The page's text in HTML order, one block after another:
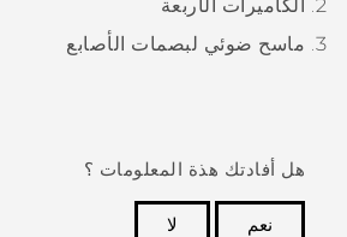
الكاميرات الأربعة
ماسح ضوئي لبصمات الأصابع
هل أفادتك هذة المعلومات ؟
نعم
لا